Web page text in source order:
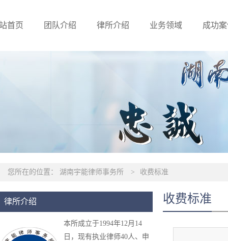
首页 团队介绍 律所介绍 业务领域 成功
您所在的位置： 湖南宇能律师事务所 > 收费标准
律所介绍
本所成立于1994年12月14
日，现有执业律师40人、申
收费标准